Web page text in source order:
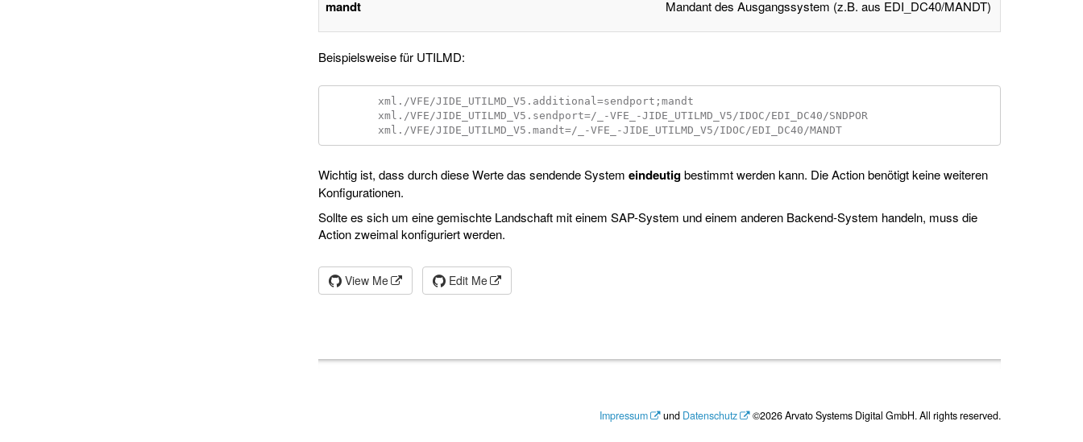
mandt Mandant des Ausgangssystem (z.B. aus EDI_DC40/MANDT)
Beispielsweise für UTILMD:
Wichtig ist, dass durch diese Werte das sendende System eindeutigbestimmt werden kann. Die Action benötigt keine weiteren
Konfigurationen.
Sollte es sich um eine gemischte Landschaft mit einem SAP-System und einem anderen Backend-System handeln, muss die
Action zweimal konfiguriert werden.
View Me Edit Me
Impressum und Datenschutz ©2026 Arvato Systems Digital GmbH. All rights reserved.